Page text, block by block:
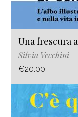
Una frescura
Silvia Vecchini
€20.00